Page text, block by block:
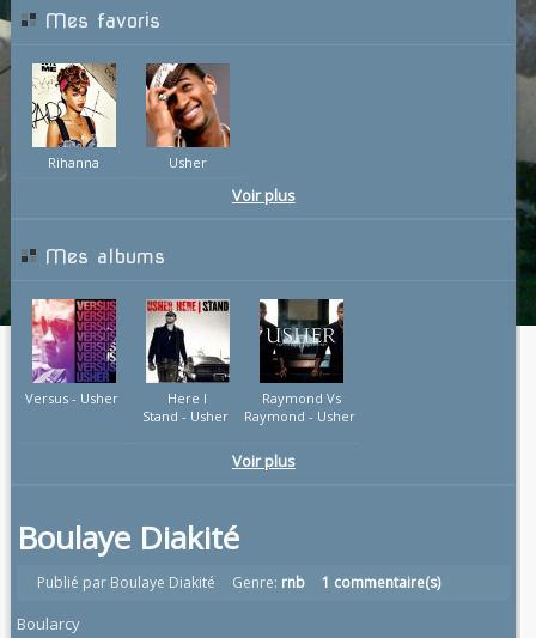
Mes favoris
Rihanna Usher
Voir plus
Mes albums
Versus - Usher
Here I
Stand - Usher
Raymond Vs
Raymond - Usher
Voir plus
Boulaye Diakité
Publié par Boulaye Diakité Genre: rnb 1 commentaire(s)
Boularcy